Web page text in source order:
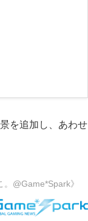
を追加し、あわせ
。@Game*Spark》